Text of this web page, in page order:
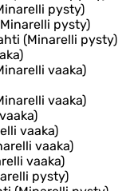
pysty)
pysty)
(Minarelli pysty)
vaaka)
vaaka)
vaaka)
vaaka)
vaaka)
pysty)